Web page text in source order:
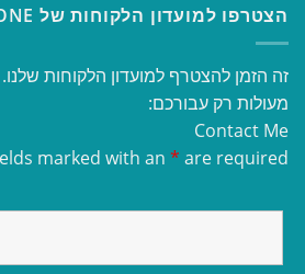
הצטרפו למועדון הלקוחות של MENZONE
זה הזמן להצטרף למועדון הלקוחות
מעולות רק עבורכם:
Contact Me
marked with an * are required